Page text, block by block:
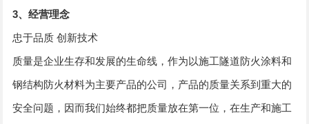
3、经营理念
忠于品质 创新技术
质量是企业生存和发展的生命线，作为以施工隧道防火涂料和
钢结构防火材料为主要产品的公司，产品的质量关系到重大的
安全问题，因而我们始终都把质量放在第一位，在生产和施工